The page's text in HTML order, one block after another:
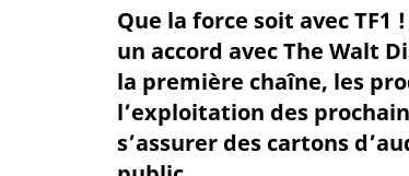
Que la force soit avec
un accord avec The Walt
la première chaîne, les
l’exploitation des
s’assurer des cartons